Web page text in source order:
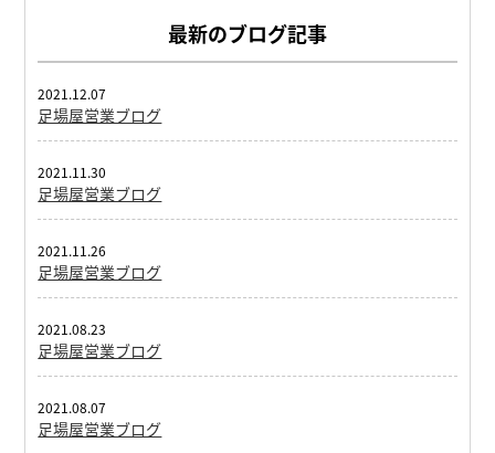
最新のブログ記事
足場屋営業ブログ
2021.12.07
足場屋営業ブログ
2021.11.30
足場屋営業ブログ
2021.11.26
足場屋営業ブログ
2021.08.23
足場屋営業ブログ
2021.08.07